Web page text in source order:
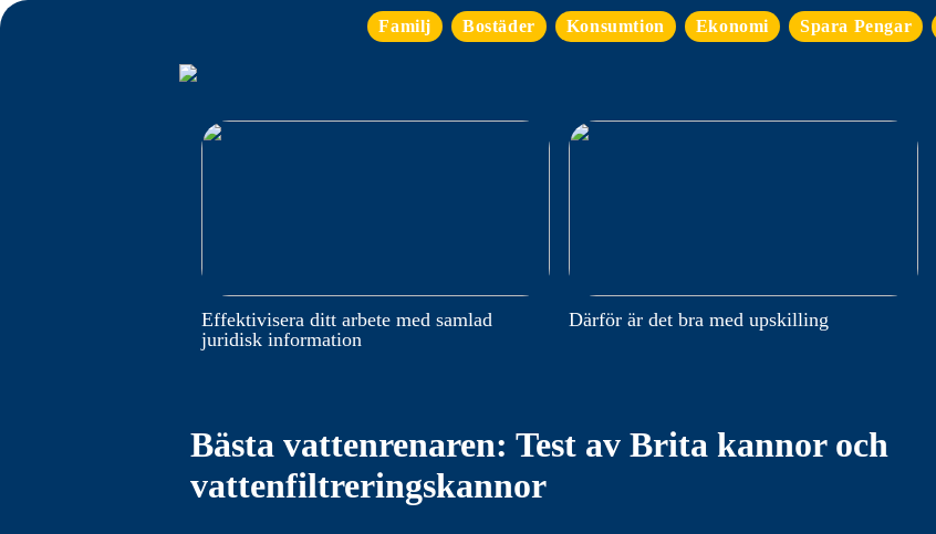
Familj Bostäder Konsumtion Ekonomi Spara Pengar
Effektivisera ditt arbete med samlad
juridisk information
Därför är det bra med upskilling
Bästa vattenrenaren: Test av Brita kannor och
vattenfiltreringskannor